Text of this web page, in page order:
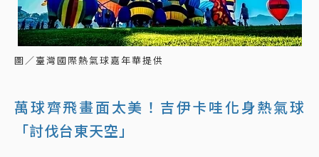
圖／臺灣國際熱氣球嘉年華提供
萬球齊飛畫面太美！吉伊卡哇化身熱氣球
「討伐台東天空」